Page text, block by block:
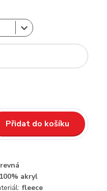
Přidat do košíku
100% akryl
fleece